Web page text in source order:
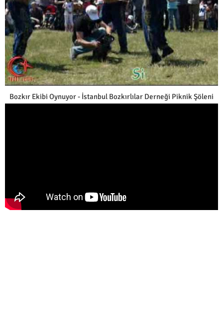
Bozkır Ekibi Oynuyor - İstanbul Bozkırlılar Derneği Piknik Şöleni